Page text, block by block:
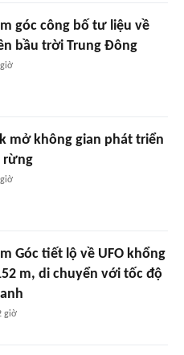
góc công bố tư liệu về
bầu trời Trung Đông
mở không gian phát triển
rừng
Góc tiết lộ về UFO khổng
m, di chuyển với tốc độ
giờ